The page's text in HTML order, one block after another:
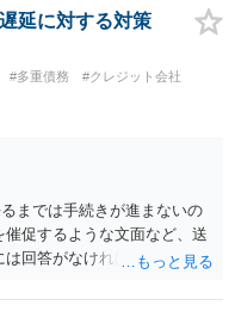
延に対する対策
#多重債務
#クレジット会社
までは手続きが進まないの
促するような文面など、送
回答がなければ個別に問い
したがって、いつまでも先